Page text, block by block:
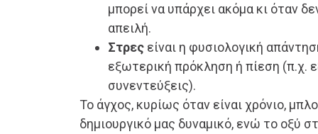
μπορεί να υπάρχει ακόμα κι όταν
απειλή.
Στρες είναι η φυσιολογική
εξωτερική πρόκληση ή πίεση (π.χ.
συνεντεύξεις).
Το άγχος, κυρίως όταν είναι χρόνιο,
δημιουργικό μας δυναμικό, ενώ το οξύ